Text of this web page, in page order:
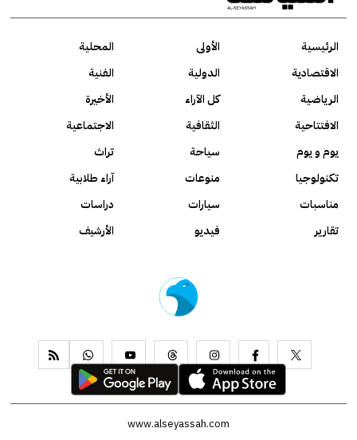
الرئيسية الأولى
المحلية
الاقتصادية
الدولية
الفنية
الرياضية
كل الآراء
الأخيرة
الافتتاحية
الثقافية
الاجتماعية
يوم و يوم
سياحة
تراث
تكنولوجيا
منوعات
آراء طلابية
مناسبات
سيارات
دراسات
تقارير
فيديو الأرشيف
www.alseyassah.com